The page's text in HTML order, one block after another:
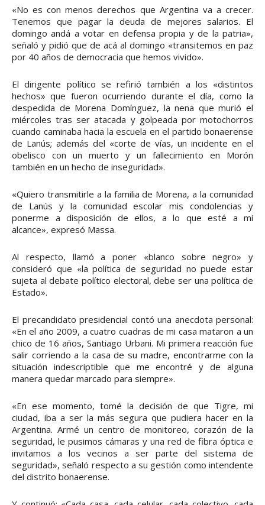
«No es con menos derechos que Argentina va a crecer.
Tenemos que pagar la deuda de mejores salarios. El
domingo andá a votar en defensa propia y de la patria»,
señaló y pidió que de acá al domingo «transitemos en paz
por 40 años de democracia que hemos vivido».
El dirigente político se refirió también a los «distintos
hechos» que fueron ocurriendo durante el día, como la
despedida de Morena Domínguez, la nena que murió el
miércoles tras ser atacada y golpeada por motochorros
cuando caminaba hacia la escuela en el partido bonaerense
de Lanús; además del «corte de vías, un incidente en el
obelisco con un muerto y un fallecimiento en Morón
también en un hecho de inseguridad».
«Quiero transmitirle a la familia de Morena, a la comunidad
de Lanús y la comunidad escolar mis condolencias y
ponerme a disposición de ellos, a lo que esté a mi
alcance», expresó Massa.
Al respecto, llamó a poner «blanco sobre negro» y
consideró que «la política de seguridad no puede estar
sujeta al debate político electoral, debe ser una política de
Estado».
El precandidato presidencial contó una anecdota personal:
«En el año 2009, a cuatro cuadras de mi casa mataron a un
chico de 16 años, Santiago Urbani. Mi primera reacción fue
salir corriendo a la casa de su madre, encontrarme con la
situación indescriptible que me encontré y de alguna
manera quedar marcado para siempre».
«En ese momento, tomé la decisión de que Tigre, mi
ciudad, iba a ser la más segura que pudiera hacer en la
Argentina. Armé un centro de monitoreo, corazón de la
seguridad, le pusimos cámaras y una red de fibra óptica e
invitamos a los vecinos a ser parte del sistema de
seguridad», señaló respecto a su gestión como intendente
del distrito bonaerense.